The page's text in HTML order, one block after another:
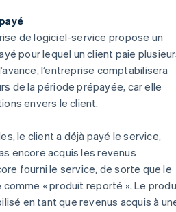
de logiciel-service propose un
pour lequel un client paie
l’entreprise comptabilisera
de la période prépayée, car elle
envers le client.
le client a déjà payé le service,
encore acquis les revenus
fourni le service, de sorte que le
« produit reporté ». Le
en tant que revenus acquis à